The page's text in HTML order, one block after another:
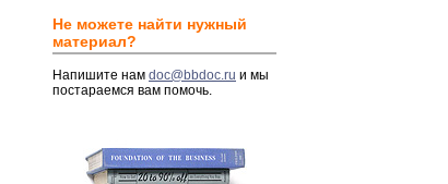
Не можете найти нужный
материал?
Напишите нам doc@bbdoc.ru и мы
постараемся вам помочь.